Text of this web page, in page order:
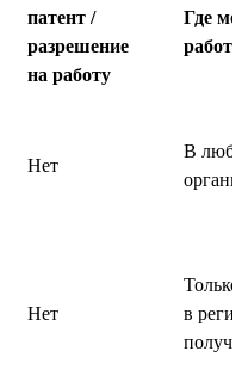
патент /
разрешение
на работу
Где
Нет
В
Нет
Только
в